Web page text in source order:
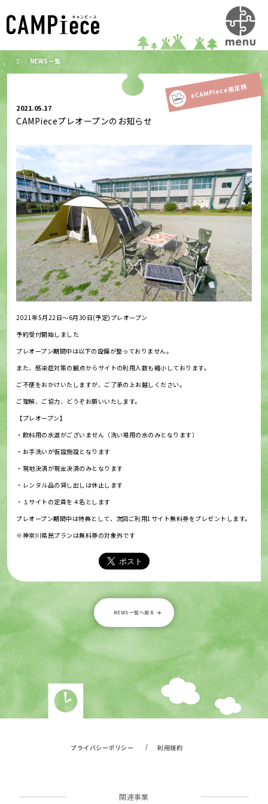
NEWS一覧
#CAMPiece南足柄
2021.05.17
CAMPieceプレオープンのお知らせ
2021年5月22日～6月30日(予定)プレオープン
予約受付開始しました
プレオープン期間中は以下の設備が整っておりません。
また、感染症対策の観点からサイトの利用人数も縮小しております。
ご不便をおかけいたしますが、ご了承の上お越しください。
ご理解、ご協力、どうぞお願いいたします。
【プレオープン】
・飲料用の水道がございません（洗い場用の水のみとなります）
・お手洗いが仮設施設となります
・現地決済が現金決済のみとなります
・レンタル品の貸し出しは休止します
・１サイトの定員を４名とします
プレオープン期間中は特典として、次回ご利用1サイト無料券をプレゼントします。
※神奈川県民プランは無料券の対象外です
NEWS一覧へ戻る
プライバシーポリシー / 利用規約
関連事業